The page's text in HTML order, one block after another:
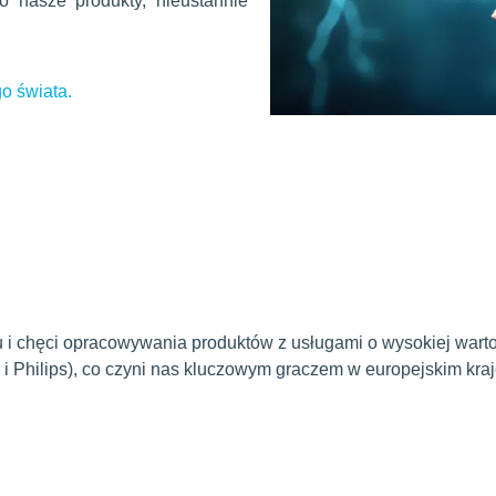
świata.
opracowywania produktów z usługami o wysokiej
co czyni nas kluczowym graczem w europejskim